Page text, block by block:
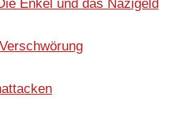
Enkel und das Nazigeld